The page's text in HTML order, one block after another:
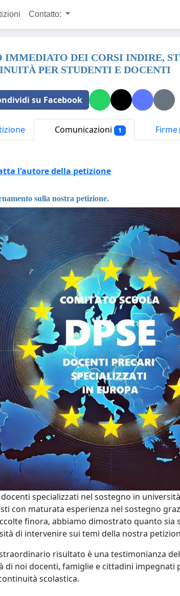
Contatto:
IMMEDIATO DEI CORSI INDIRE,
PER STUDENTI E DOCENTI
su Facebook
Comunicazioni 1 Firme
l'autore della petizione
sulla nostra petizione.
specializzati nel sostegno in
con maturata esperienza nel sostegno
finora, abbiamo dimostrato quanto sia
di intervenire sui temi della nostra
risultato è una testimonianza
di noi docenti, famiglie e cittadini impegnati
scolastica.